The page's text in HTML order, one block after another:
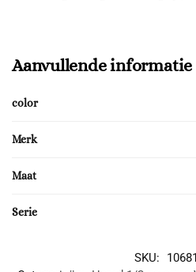
Aanvullende informatie
color
Merk
Maat
Serie
SKU: